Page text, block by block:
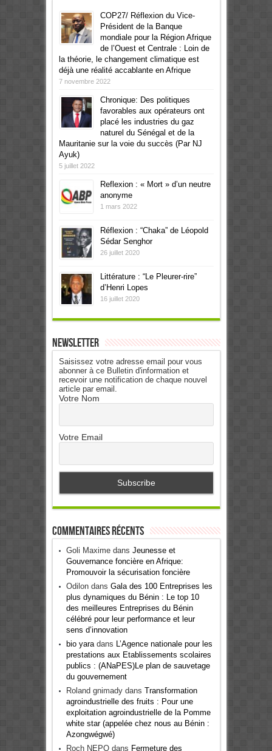
COP27/ Réflexion du Vice-
Président de la Banque
mondiale pour la Région Afrique
de l’Ouest et Centrale : Loin de
la théorie, le changement climatique est
déjà une réalité accablante en Afrique
7 novembre 2022
Chronique: Des politiques
favorables aux opérateurs ont
placé les industries du gaz
naturel du Sénégal et de la
Mauritanie sur la voie du succès (Par NJ
Ayuk)
5 juillet 2022
Reflexion : « Mort » d’un neutre
anonyme
1 mars 2022
Réflexion : “Chaka” de Léopold
Sédar Senghor
26 juillet 2020
Littérature : “Le Pleurer-rire”
d’Henri Lopes
16 juillet 2020
Newsletter
Saisissez votre adresse email pour vous
abonner à ce Bulletin d'information et
recevoir une notification de chaque nouvel
article par email.
Votre Nom
Votre Email
Commentaires récents
Goli Maximedans Jeunesse et
Gouvernance foncière en Afrique:
Promouvoir la sécurisation foncière
Odilondans Gala des 100 Entreprises les
plus dynamiques du Bénin : Le top 10
des meilleures Entreprises du Bénin
célébré pour leur performance et leur
sens d’innovation
bio yaradans L’Agence nationale pour les
prestations aux Etablissements scolaires
publics : (ANaPES)Le plan de sauvetage
du gouvernement
Roland gnimadydans Transformation
agroindustrielle des fruits : Pour une
exploitation agroindustrielle de la Pomme
white star (appelée chez nous au Bénin :
Azongwégwé)
Roch NEPOdans Fermeture des